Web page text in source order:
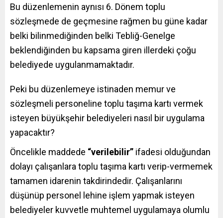
Bu düzenlemenin aynısı 6. Dönem toplu
sözleşmede de geçmesine rağmen bu güne kadar
belki bilinmediğinden belki Tebliğ-Genelge
beklendiğinden bu kapsama giren illerdeki çoğu
belediyede uygulanmamaktadır.
Peki bu düzenlemeye istinaden memur ve
sözleşmeli personeline toplu taşıma kartı vermek
isteyen büyükşehir belediyeleri nasıl bir uygulama
yapacaktır?
Öncelikle maddede “verilebilir” ifadesi olduğundan
dolayı çalışanlara toplu taşıma kartı verip-vermemek
tamamen idarenin takdirindedir. Çalışanlarını
düşünüp personel lehine işlem yapmak isteyen
belediyeler kuvvetle muhtemel uygulamaya olumlu